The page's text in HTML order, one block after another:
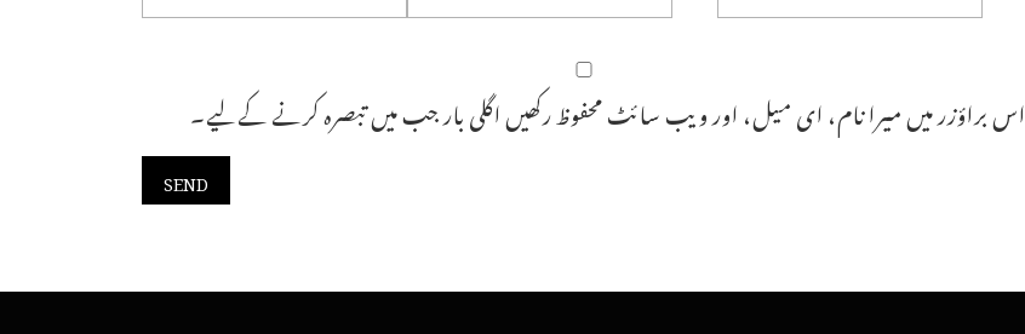
اس براؤزر میں میرا نام، ای میل، اور ویب سائٹ محفوظ رکھیں اگلی بار جب میں تبصرہ کرنے کےلیے۔